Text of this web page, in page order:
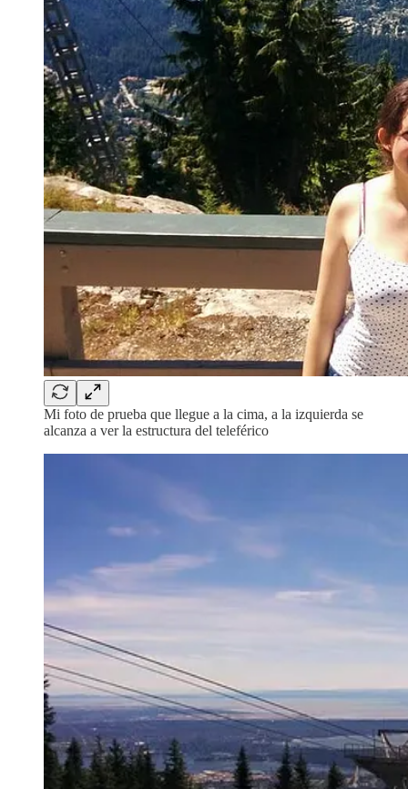
Mi foto de prueba que llegue a la cima, a la izquierda se
alcanza a ver la estructura del teleférico